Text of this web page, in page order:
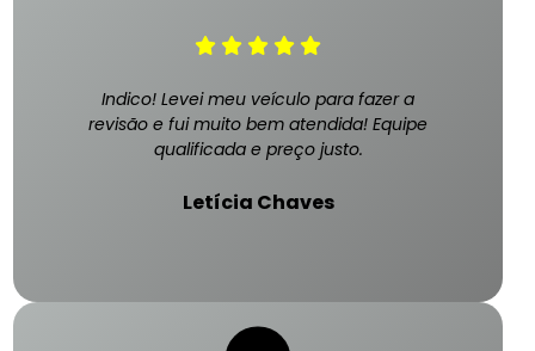
Indico! Levei meu veículo para fazer a
revisão e fui muito bem atendida! Equipe
qualificada e preço justo.
Letícia Chaves